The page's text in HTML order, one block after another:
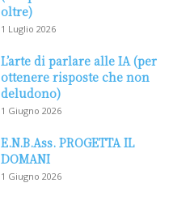
oltre)
1 Luglio 2026
L’arte di parlare alle IA (per
ottenere risposte che non
deludono)
1 Giugno 2026
E.N.B.Ass. PROGETTA IL
DOMANI
1 Giugno 2026